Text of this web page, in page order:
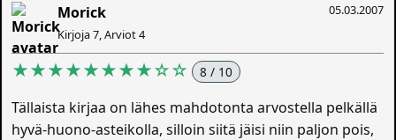
05.03.2007
Morick
Kirjoja 7, Arviot 4
★★★★★★★★☆☆ 8 / 10
Tällaista kirjaa on lähes mahdotonta arvostella pelkällä
hyvä-huono-asteikolla, silloin siitä jäisi niin paljon pois,